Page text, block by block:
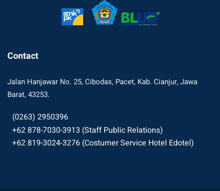
Contact
Jalan Hanjawar No. 25, Cibodas, Pacet, Kab. Cianjur, Jawa
Barat, 43253.
(0263) 2950396
+62 878-7030-3913 (Staff Public Relations)
+62 819-3024-3276 (Costumer Service Hotel Edotel)